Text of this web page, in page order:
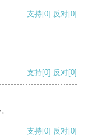
支持[0] 反对[0]
支持[0] 反对[0]
支持[0] 反对[0]